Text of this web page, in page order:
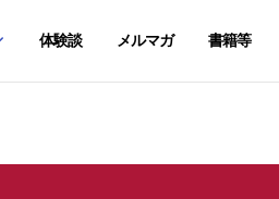
体験談 メルマガ 書籍等